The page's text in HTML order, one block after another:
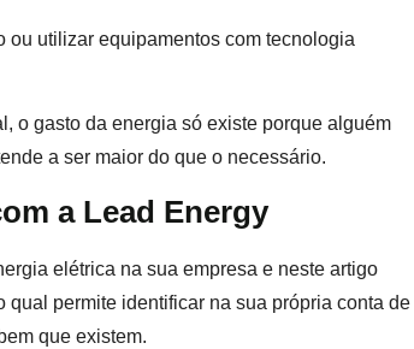
ou utilizar equipamentos com tecnologia
o gasto da energia só existe porque alguém
a ser maior do que o necessário.
a Lead Energy
elétrica na sua empresa e neste artigo
permite identificar na sua própria conta de
que existem.